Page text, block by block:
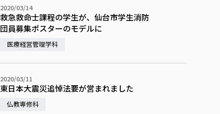
2020/03/14
救急救命士課程の学生が、仙台市学生消防
団員募集ポスターのモデルに
医療経営管理学科
2020/03/11
東日本大震災追悼法要が営まれました
仏教専修科